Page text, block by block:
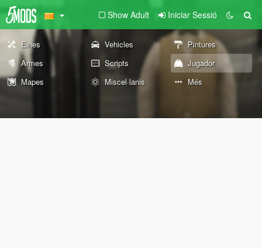
Show Adult Iniciar Sessió
Eines Vehicles
Pintures
Armes
Scripts
Jugador
Mapes
Miscel·lanis Més